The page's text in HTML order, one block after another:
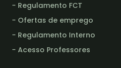
- Regulamento FCT
- Ofertas de emprego
- Regulamento Interno
- Acesso Professores